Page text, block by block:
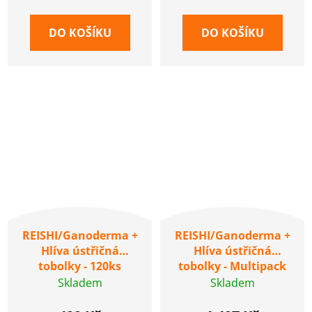
DO KOŠÍKU DO KOŠÍKU
REISHI/Ganoderma +
Hlíva ústřičná
tobolky - 120ks
Skladem
REISHI/Ganoderma +
Hlíva ústřičná
tobolky - Multipack
3+1 zdarma, 4x120 ks
Skladem